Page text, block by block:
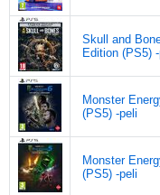
Skull and
Edition (PS5)
Monster
(PS5) -peli
Monster
(PS5) -peli